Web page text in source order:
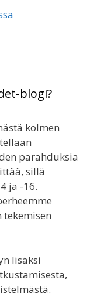
blogi?
kolmen
parahduksia
sillä
ja -16.
lisäksi